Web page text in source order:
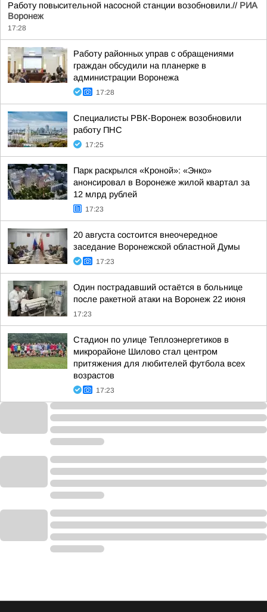
Работу повысительной насосной станции возобновили.// РИА
Воронеж
17:28
Работу районных управ с обращениями
граждан обсудили на планерке в
администрации Воронежа
17:28
Специалисты РВК-Воронеж возобновили
работу ПНС
17:25
Парк раскрылся «Кроной»: «Энко»
анонсировал в Воронеже жилой квартал за
12 млрд рублей
17:23
20 августа состоится внеочередное
заседание Воронежской областной Думы
17:23
Один пострадавший остаётся в больнице
после ракетной атаки на Воронеж 22 июня
17:23
Стадион по улице Теплоэнергетиков в
микрорайоне Шилово стал центром
притяжения для любителей футбола всех
возрастов
17:23